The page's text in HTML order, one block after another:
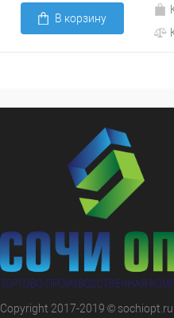
В корзину
Copyright 2017-2019 © sochiopt.ru